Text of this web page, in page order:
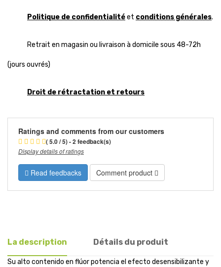
Politique de confidentialitéet conditions générales.
Retrait en magasin ou livraison à domicile sous 48-72h
(jours ouvrés)
Droit de rétractation et retours
Ratings and comments from our customers
( 5.0 / 5) - 2 feedback(s)
Display details of ratings
Read feedbacks Comment product
La description Détails du produit
Su alto contenido en flúor potencia el efecto desensibilizante y